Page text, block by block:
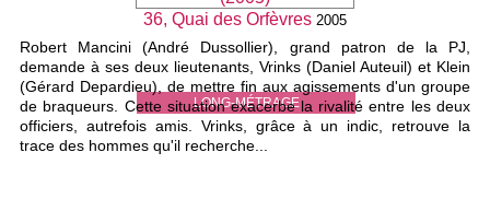
LONG-MÉTRAGE
36, Quai des Orfèvres 2005
Robert Mancini (André Dussollier), grand patron de la PJ,
demande à ses deux lieutenants, Vrinks (Daniel Auteuil) et Klein
(Gérard Depardieu), de mettre fin aux agissements d'un groupe
de braqueurs. Cette situation exacerbe la rivalité entre les deux
officiers, autrefois amis. Vrinks, grâce à un indic, retrouve la
trace des hommes qu'il recherche...